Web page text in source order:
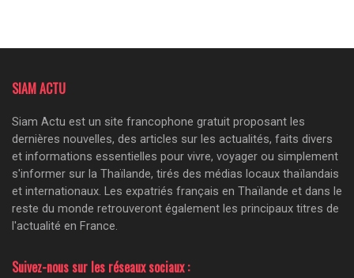
SIAM ACTU
Siam Actu est un site francophone gratuit proposant les
dernières nouvelles, des articles sur les actualités, faits divers
et informations essentielles pour vivre, voyager ou simplement
s'informer sur la Thaïlande, tirés des médias locaux thaïlandais
et internationaux. Les expatriés français en Thaïlande et dans le
reste du monde retrouveront également les principaux titres de
l'actualité en France.
Suivez-nous sur les réseaux sociaux :